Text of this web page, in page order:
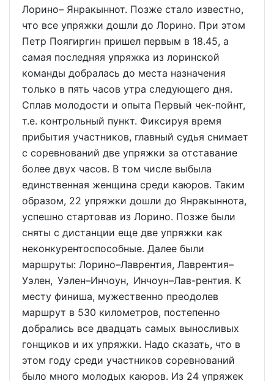
Лорино– Янракыннот. Позже стало известно,
что все упряжки дошли до Лорино. При этом
Петр Поягиргин пришел первым в 18.45, а
самая последняя упряжка из лоринской
команды добралась до места назначения
только в пять часов утра следующего дня.
Сплав молодости и опыта Первый чек-пойнт,
т.е. контрольный пункт. Фиксируя время
прибытия участников, главный судья снимает
с соревнований две упряжки за отставание
более двух часов. В том числе выбыла
единственная женщина среди каюров. Таким
образом, 22 упряжки дошли до Янракыннота,
успешно стартовав из Лорино. Позже были
сняты с дистанции еще две упряжки как
неконкурентоспособные. Далее были
маршруты: Лорино–Лаврентия, Лаврентия–
Уэлен, Уэлен–Инчоун, Инчоун–Лав-рентия. К
месту финиша, мужественно преодолев
маршрут в 530 километров, постепенно
добрались все двадцать самых выносливых
гонщиков и их упряжки. Надо сказать, что в
этом году среди участников соревнований
было много молодых каюров. Из 24 упряжек